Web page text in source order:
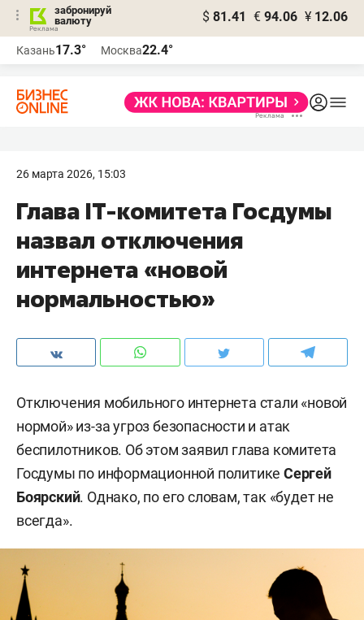
забронируй
валюту
$ 81.41 € 94.06 ¥ 12.06
Казань17.3° Москва22.4°
26 марта 2026, 15:03
Глава IT-комитета Госдумы
назвал отключения
интернета «новой
нормальностью»
Отключения мобильного интернета стали «новой
нормой» из-за угроз безопасности и атак
беспилотников. Об этом заявил глава комитета
Госдумы по информационной политике Сергей
Боярский. Однако, по его словам, так «будет не
всегда».